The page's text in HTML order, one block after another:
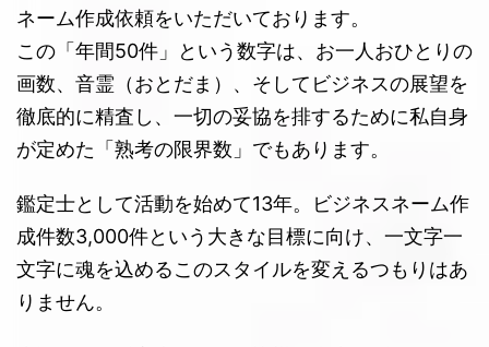
ネーム作成依頼をいただいております。
この「年間50件」という数字は、お一人おひとりの
画数、音霊（おとだま）、そしてビジネスの展望を
徹底的に精査し、一切の妥協を排するために私自身
が定めた「熟考の限界数」でもあります。
鑑定士として活動を始めて13年。ビジネスネーム作
成件数3,000件という大きな目標に向け、一文字一
文字に魂を込めるこのスタイルを変えるつもりはあ
りません。